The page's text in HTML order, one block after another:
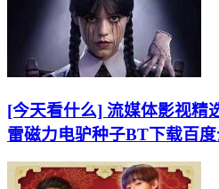
[今天看什么] 流媒体影视精
雷磁力电驴种子BT下载百